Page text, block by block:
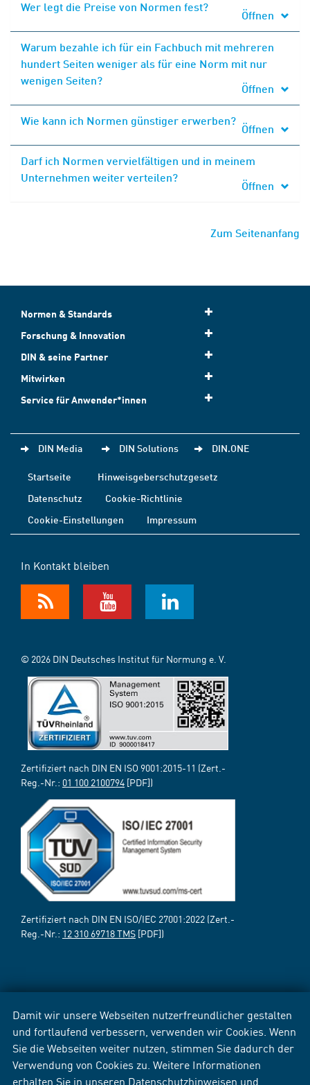
Damit wir unsere Webseiten nutzerfreundlicher gestalten
und fortlaufend verbessern, verwenden wir Cookies. Wenn
Sie die Webseiten weiter nutzen, stimmen Sie dadurch der
Verwendung von Cookies zu. Weitere Informationen
erhalten Sie in unseren Datenschutzhinweisen und
Wer legt die Preise von Normen fest?
Öffnen
Warum bezahle ich für ein Fachbuch mit mehreren
hundert Seiten weniger als für eine Norm mit nur
wenigen Seiten?
Öffnen
Wie kann ich Normen günstiger erwerben?
Öffnen
Darf ich Normen vervielfältigen und in meinem
Unternehmen weiter verteilen?
Öffnen
Zum Seitenanfang
Normen & Standards
Forschung & Innovation
DIN & seine Partner
Mitwirken
Service für Anwender*innen
DIN Media DIN Solutions DIN.ONE
Startseite
Hinweisgeberschutzgesetz
Datenschutz
Cookie-Richtlinie
Cookie-Einstellungen
Impressum
In Kontakt bleiben
© 2026 DIN Deutsches Institut für Normung e. V.
Zertifiziert nach DIN EN ISO 9001:2015-11 (Zert.-
Reg.-Nr.: 01 100 2100794 [PDF])
Zertifiziert nach DIN EN ISO/IEC 27001:2022 (Zert.-
Reg.-Nr.: 12 310 69718 TMS [PDF])